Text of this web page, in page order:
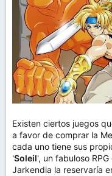
Existen ciertos juegos
a favor de comprar la
cada uno tiene sus
'Soleil', un fabuloso
Jarkendia la reservaría